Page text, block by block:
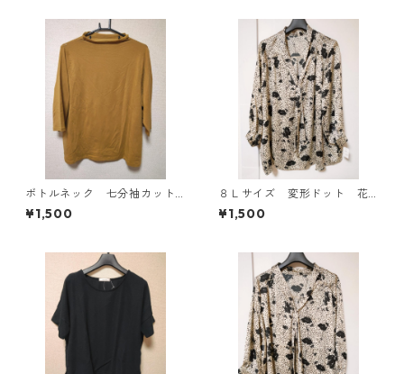
ボトルネック 七分袖カット
ソー ４Ｌ マスタード KA
E-4817
¥1,500
８Ｌサイズ 変形ドット 花
柄 ボウタイブラウス オフ
ホワイト KAE-4767
¥1,500